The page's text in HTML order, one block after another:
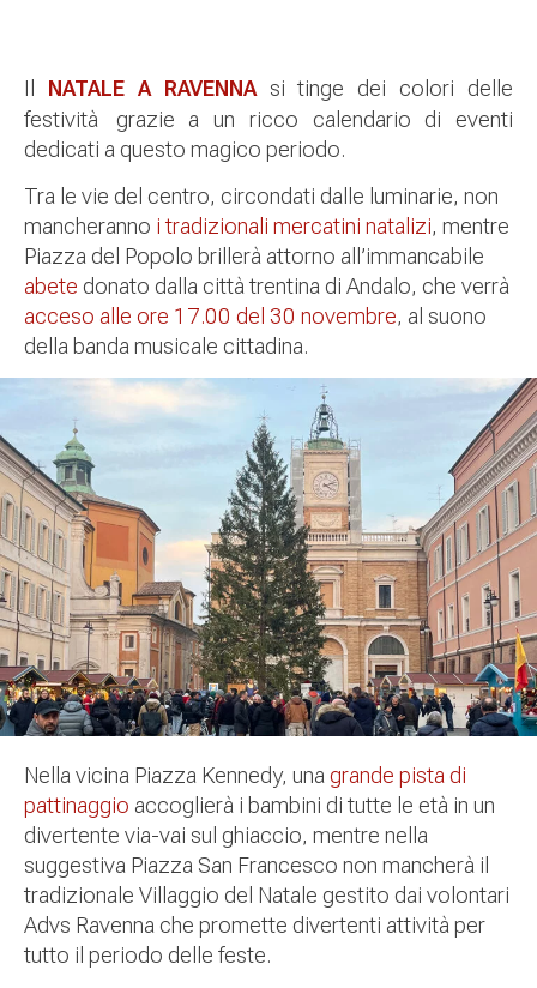
Il NATALE A RAVENNA si tinge dei colori delle
festività
grazie a un ricco calendario di eventi
dedicati a questo magico periodo.
Tra le vie del centro, circondati dalle luminarie, non
mancheranno i tradizionali mercatini natalizi, mentre
Piazza del Popolo brillerà attorno all’immancabile
abete donato dalla città trentina di Andalo, che verrà
acceso alle ore 17.00 del 30 novembre, al suono
della banda musicale cittadina.
Nella vicina Piazza Kennedy, unagrande pista di
pattinaggio accoglierà i bambini di tutte le età in un
divertente via-vai sul ghiaccio, mentre nella
suggestiva Piazza San Francesco non mancherà il
tradizionale Villaggio del Natale gestito dai volontari
Advs Ravenna che promette divertenti attività per
tutto il periodo delle feste.